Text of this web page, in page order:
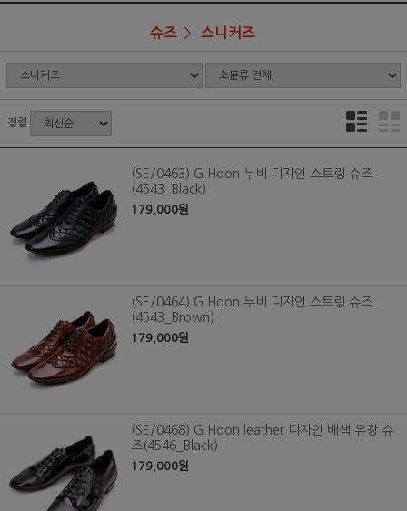
슈즈 스니커즈
정렬
(SE/0463) G.Hoon 누비 디자인 스트링 슈즈
(4543_Black)
179,000원
(SE/0464) G.Hoon 누비 디자인 스트링 슈즈
(4543_Brown)
179,000원
(SE/0468) G.Hoon leather 디자인 배색 유광 슈
즈(4546_Black)
179,000원